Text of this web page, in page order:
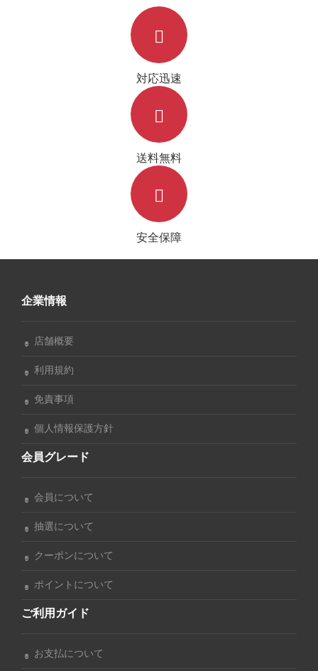
対応迅速
送料無料
安全保障
企業情報
店舗概要
利用規約
免責事項
個人情報保護方針
会員グレード
会員について
抽選について
クーポンについて
ポイントについて
ご利用ガイド
お支払について